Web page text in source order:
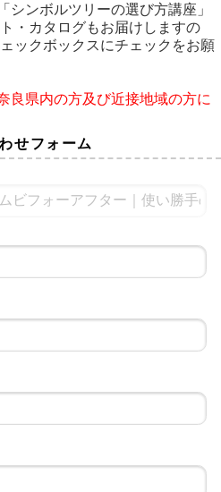
シンボルツリーの選び方講座」
・カタログもお届けしますの
ックボックスにチェックをお願
良県内の方及び近接地域の方に
せフォーム